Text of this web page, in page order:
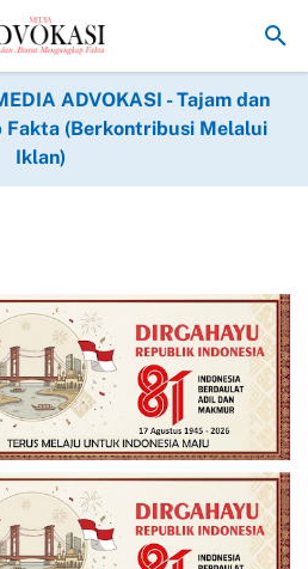
Kebersamaan dan Kerukunan,
ADVOKASI - Tajam dan
(Berkontribusi Melalui
Iklan)